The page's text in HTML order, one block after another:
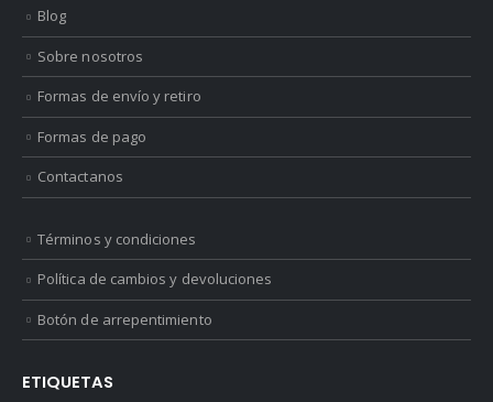
Blog
Sobre nosotros
Formas de envío y retiro
Formas de pago
Contactanos
Términos y condiciones
Política de cambios y devoluciones
Botón de arrepentimiento
ETIQUETAS